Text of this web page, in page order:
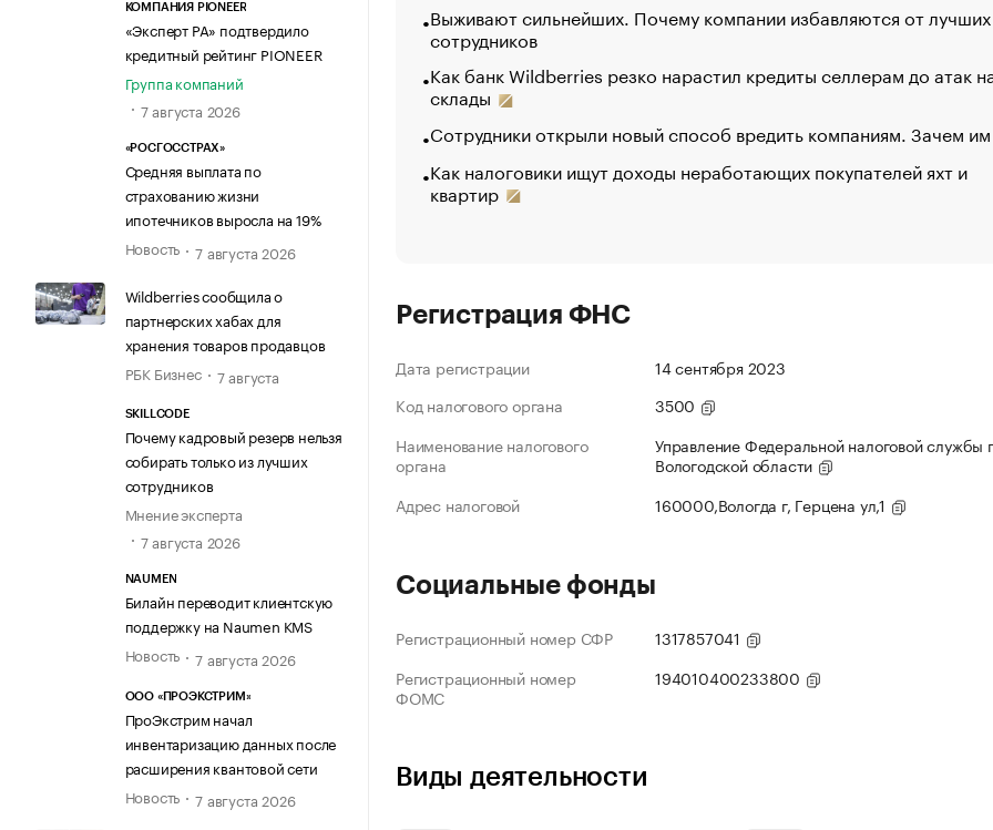
КОМПАНИЯ PIONEER
«Эксперт РА» подтвердило
кредитный рейтинг PIONEER
Группа компаний
7 августа 2026
«РОСГОССТРАХ»
Средняя выплата по
страхованию жизни
ипотечников выросла на 19%
Новость
7 августа 2026
Wildberries сообщила о
партнерских хабах для
хранения товаров продавцов
РБК Бизнес
7 августа
SKILLCODE
Почему кадровый резерв нельзя
собирать только из лучших
сотрудников
Мнение эксперта
7 августа 2026
NAUMEN
Билайн переводит клиентскую
поддержку на Naumen KMS
Новость
7 августа 2026
ООО «ПРОЭКСТРИМ»
ПроЭкстрим начал
инвентаризацию данных после
расширения квантовой сети
Новость
7 августа 2026
Выживают сильнейших. Почему компании избавляются от лучших
сотрудников
Как банк Wildberries резко нарастил кредиты селлерам до атак
склады
Сотрудники открыли новый способ вредить компаниям. Зачем
Как налоговики ищут доходы неработающих покупателей яхт и
квартир
Регистрация ФНС
Дата регистрации
14 сентября 2023
Код налогового органа
3500
Наименование налогового
органа
Управление Федеральной налоговой службы
Вологодской области
Адрес налоговой
160000,Вологда г, Герцена ул,1
Социальные фонды
Регистрационный номер СФР
1317857041
Регистрационный номер
ФОМС
194010400233800
Виды деятельности